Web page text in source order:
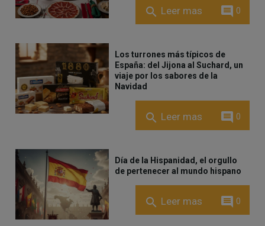
search Leer mas comment 0
Los turrones más típicos de
España: del Jijona al Suchard, un
viaje por los sabores de la
Navidad
search Leer mas comment 0
Día de la Hispanidad, el orgullo
de pertenecer al mundo hispano
search Leer mas comment 0